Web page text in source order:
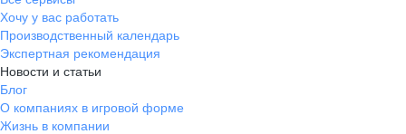
Хочу у вас работать
Производственный календарь
Экспертная рекомендация
Новости и статьи
Блог
О компаниях в игровой форме
Жизнь в компании